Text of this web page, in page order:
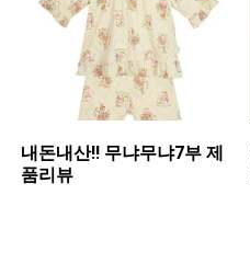
내돈내산!! 무냐무냐7부 제
품리뷰